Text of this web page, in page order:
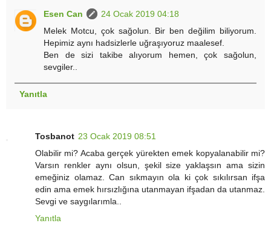
Esen Can
24 Ocak 2019 04:18
Melek Motcu, çok sağolun. Bir ben değilim biliyorum.
Hepimiz aynı hadsizlerle uğraşıyoruz maalesef.
Ben de sizi takibe alıyorum hemen, çok sağolun,
sevgiler..
Yanıtla
Tosbanot 23 Ocak 2019 08:51
Olabilir mi? Acaba gerçek yürekten emek kopyalanabilir mi?
Varsın renkler aynı olsun, şekil size yaklaşsın ama sizin
emeğiniz olamaz. Can sıkmayın ola ki çok sıkılırsan ifşa
edin ama emek hırsızlığına utanmayan ifşadan da utanmaz.
Sevgi ve saygılarımla..
Yanıtla